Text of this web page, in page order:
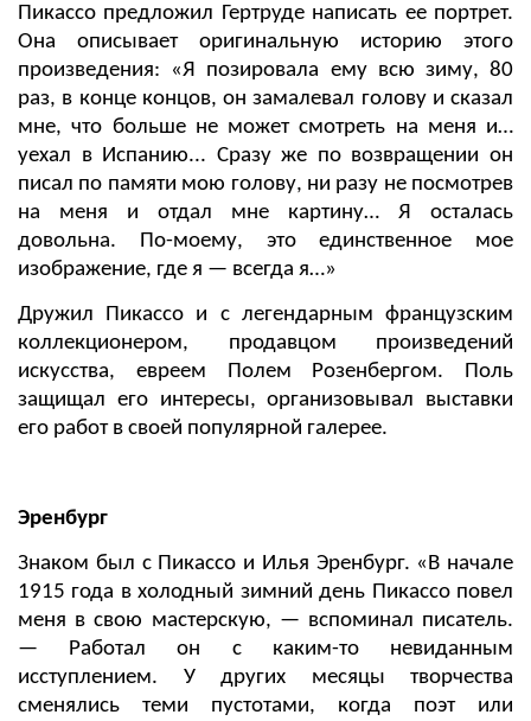
Пикассо предложил Гертруде написать ее портрет.
Она описывает оригинальную историю этого
произведения: «Я позировала ему всю зиму, 80
раз, в конце концов, он замалевал голову и сказал
мне, что больше не может смотреть на меня и…
уехал в Испанию... Сразу же по возвращении он
писал по памяти мою голову, ни разу не посмотрев
на меня и отдал мне картину… Я осталась
довольна. По-моему, это единственное мое
изображение, где я — всегда я…»
Дружил Пикассо и с легендарным французским
коллекционером, продавцом произведений
искусства, евреем Полем Розенбергом. Поль
защищал его интересы, организовывал выставки
его работ в своей популярной галерее.
Эренбург
Знаком был с Пикассо и Илья Эренбург. «В начале
1915 года в холодный зимний день Пикассо повел
меня в свою мастерскую, — вспоминал писатель.
— Работал он с каким-то невиданным
исступлением. У других месяцы творчества
сменялись теми пустотами, когда поэт или